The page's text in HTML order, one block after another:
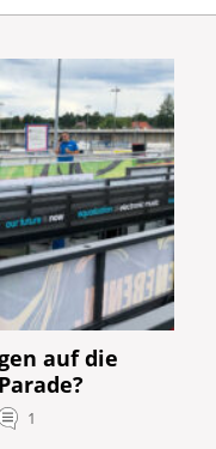
auf die
1